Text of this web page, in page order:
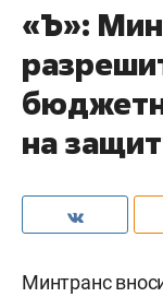
«Ъ»:
на
Минтранс